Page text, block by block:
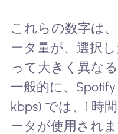
これらの数字は
ータ量が、選択
って大きく異な
一般的に、
kbps) では、1 時
ータが使用されま